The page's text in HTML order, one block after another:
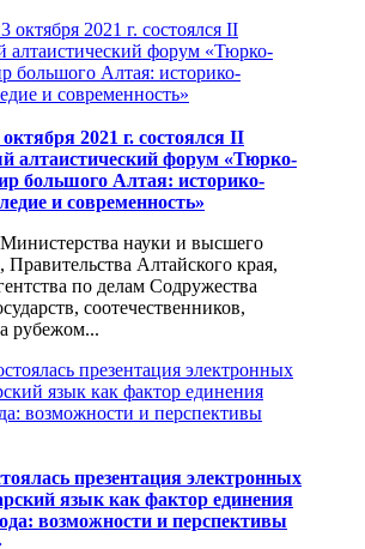
2021 г. состоялся II
алтаистический форум «Тюрко-
большого Алтая: историко-
и современность»
науки и высшего
Алтайского края,
по делам Содружества
соотечественников,
рубежом...
презентация электронных
язык как фактор единения
возможности и перспективы